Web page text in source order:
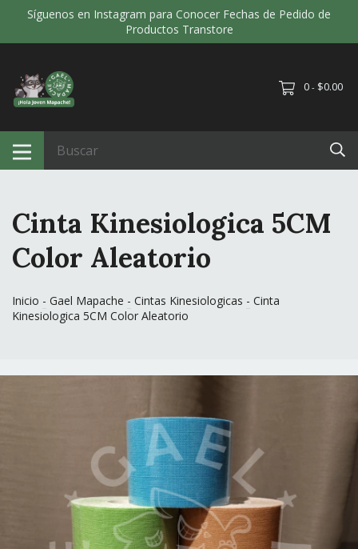
Síguenos en Instagram para Conocer Fechas de Pedido de
Productos Transtore
0 - $0.00
Cinta Kinesiologica 5CM
Color Aleatorio
Inicio - Gael Mapache - Cintas Kinesiologicas - Cinta
Kinesiologica 5CM Color Aleatorio